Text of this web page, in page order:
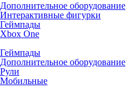
Дополнительное оборудование
Интерактивные фигурки
Геймпады
Xbox One
Геймпады
Дополнительное оборудование
Рули
Мобильные